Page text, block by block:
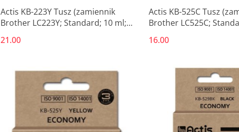
Actis KB-223Y Tusz (zamiennik
Brother LC223Y; Standard; 10 ml;
żółty)
21.00
Actis KB-525C Tusz
Brother LC525C;
niebieski)
16.00